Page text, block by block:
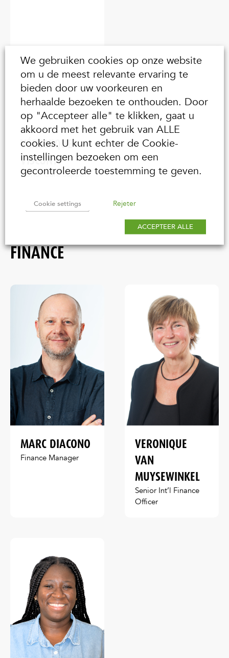
VÉRONIQUE
VISCONTI
Donor Care Support
FINANCE
MARC DIACONO
Finance Manager
VERONIQUE
VAN
MUYSEWINKEL
Senior Int’l Finance
Officer
We gebruiken cookies op onze website
om u de meest relevante ervaring te
bieden door uw voorkeuren en
herhaalde bezoeken te onthouden. Door
op "Accepteer alle" te klikken, gaat u
akkoord met het gebruik van ALLE
cookies. U kunt echter de Cookie-
instellingen bezoeken om een
gecontroleerde toestemming te geven.
Cookie settings Rejeter
ACCEPTEER ALLE